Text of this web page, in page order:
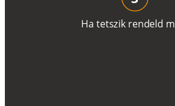
Ha tetszik rendeld m